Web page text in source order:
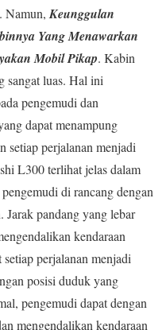
Namun, Keunggulan
Yang Menawarkan
Mobil Pikap. Kabin
sangat luas. Hal ini
pengemudi dan
dapat menampung
setiap perjalanan menjadi
L300 terlihat jelas dalam
di rancang dengan
Jarak pandang yang lebar
kendaraan
perjalanan menjadi
posisi duduk yang
pengemudi dapat dengan
mengendalikan kendaraan